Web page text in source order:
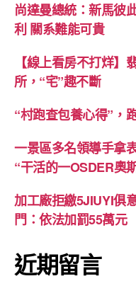
尚達曼總統：新馬彼
利 關系難能可貴
【線上看房不打烊
所，“宅”趣不斷
“村跑查包養心得”，
一景區多名領導手拿
“干活的一OSDER奧
加工廠拒繳5JIUYI俱
門：依法加罰55萬元
近期留言